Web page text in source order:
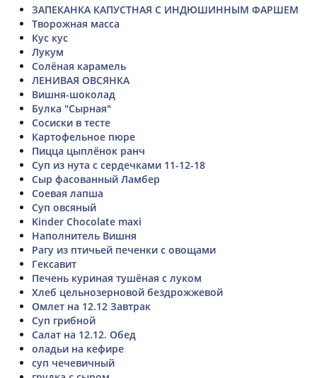
ЗАПЕКАНКА КАПУСТНАЯ С ИНДЮШИННЫМ ФАРШЕМ
Творожная масса
Кус кус
Лукум
Солёная карамель
ЛЕНИВАЯ ОВСЯНКА
Вишня-шоколад
Булка "Сырная"
Сосиски в тесте
Картофельное пюре
Пицца цыплёнок ранч
Суп из нута с сердечками 11-12-18
Сыр фасованный Ламбер
Соевая лапша
Суп овсяный
Kinder Chocolate maxi
Наполнитель Вишня
Рагу из птичьей печенки с овощами
Гексавит
Печень куриная тушёная с луком
Хлеб цельнозерновой бездрожжевой
Омлет на 12.12 Завтрак
Суп грибной
Салат на 12.12. Обед
оладьи на кефире
суп чечевичный